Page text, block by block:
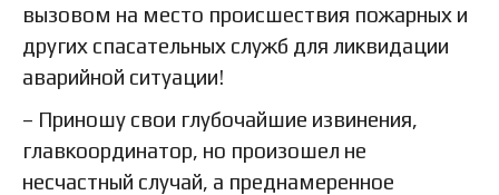
вызовом на место происшествия пожарных и
других спасательных служб для ликвидации
аварийной ситуации!
– Приношу свои глубочайшие извинения,
главкоординатор, но произошел не
несчастный случай, а преднамеренное